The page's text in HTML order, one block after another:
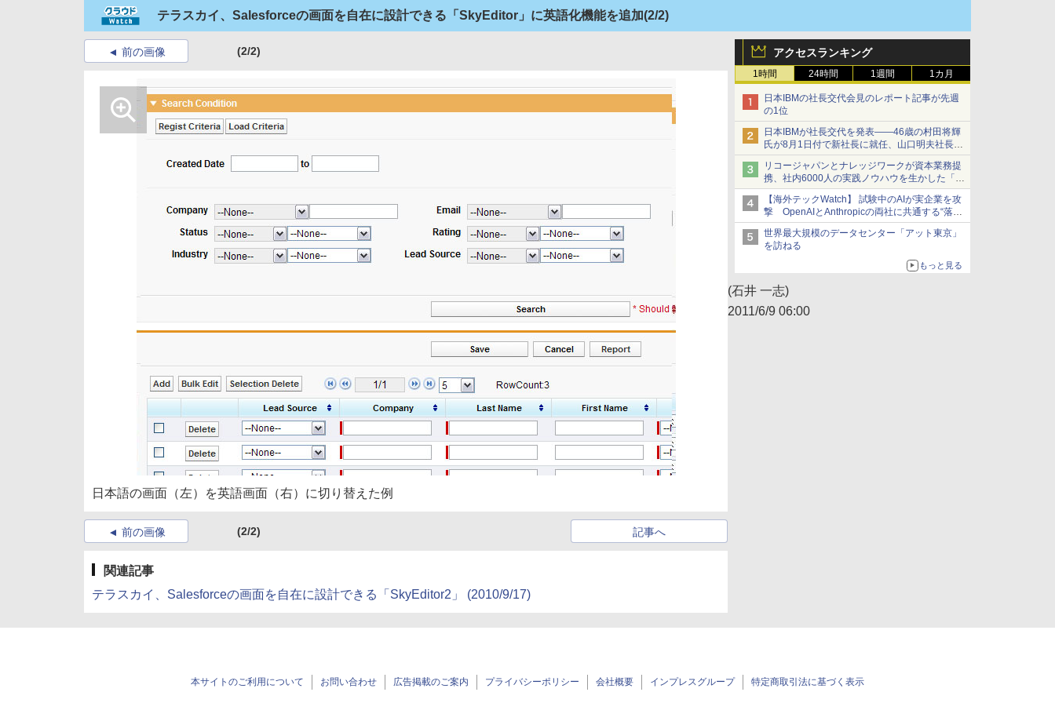
テラスカイ、Salesforceの画面を自在に設計できる「SkyEditor」に英語化機能を追加(2/2)
アクセスランキング
1時間 24時間 1週間 1カ月
日本IBMの社長交代会見のレポート記事が先週
の1位
日本IBMが社長交代を発表――46歳の村田将輝
氏が8月1日付で新社長に就任、山口明夫社長は
会長へ
リコージャパンとナレッジワークが資本業務提
携、社内6000人の実践ノウハウを生かした「AI
商談記録 for RICOH」を展開へ
【海外テックWatch】 試験中のAIが実企業を攻
撃 OpenAIとAnthropicの両社に共通する“落と
し穴”
世界最大規模のデータセンター「アット東京」
を訪ねる
もっと見る
前の画像 (2/2)
日本語の画面（左）を英語画面（右）に切り替えた例
前の画像 (2/2) 記事へ
関連記事
テラスカイ、Salesforceの画面を自在に設計できる「SkyEditor2」 (2010/9/17)
(石井 一志)
2011/6/9 06:00
本サイトのご利用について お問い合わせ 広告掲載のご案内 プライバシーポリシー 会社概要 インプレスグループ 特定商取引法に基づく表示